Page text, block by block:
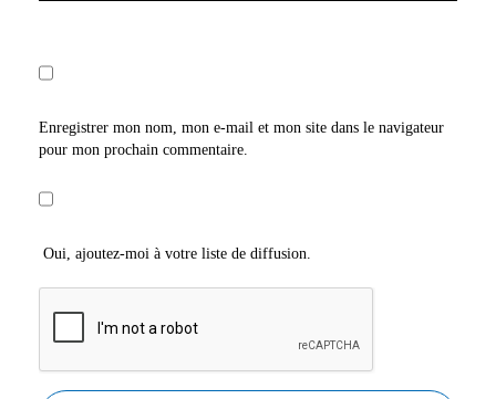
Enregistrer mon nom, mon e-mail et mon site dans le navigateur
pour mon prochain commentaire.
Oui, ajoutez-moi à votre liste de diffusion.